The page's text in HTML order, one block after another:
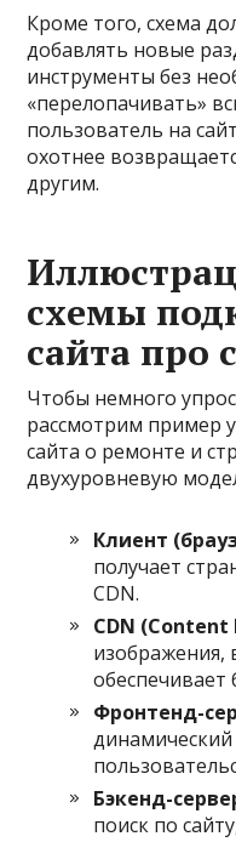
Кроме того, схема
добавлять новые
инструменты без
«перелопачивать»
пользователь на
охотнее
другим.
схемы
сайта про
Чтобы немного
рассмотрим пример
сайта о ремонте и
двухуровневую
Клиент
получает
CDN.
CDN
изображения,
обеспечивает
Фронтенд-
Бэкенд-
поиск по